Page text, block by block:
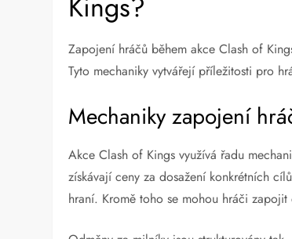
Zapojení hráčů během akce Clash of
Tyto mechaniky vytvářejí příležitosti pro
Mechaniky zapojení
Akce Clash of Kings využívá řadu
získávají ceny za dosažení konkrétních
hraní. Kromě toho se mohou hráči